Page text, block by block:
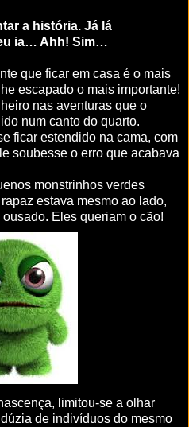
a história. Já lá
ia… Ahh! Sim…
que ficar em casa é o mais
escapado o mais importante!
nas aventuras que o
num canto do quarto.
ficar estendido na cama, com
soubesse o erro que acabava
monstrinhos verdes
estava mesmo ao lado,
Eles queriam o cão!
limitou-se a olhar
de indivíduos do mesmo